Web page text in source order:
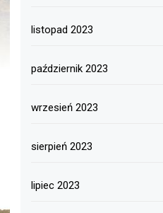
listopad 2023
październik 2023
wrzesień 2023
sierpień 2023
lipiec 2023